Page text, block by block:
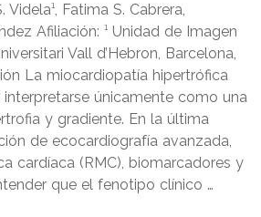
Fatima S. Cabrera,
Afiliación: ¹ Unidad de Imagen
Vall d’Hebron, Barcelona,
La miocardiopatía hipertrófica
interpretarse únicamente como una
y gradiente. En la última
de ecocardiografía avanzada,
cardíaca (RMC), biomarcadores y
que el fenotipo clínico …